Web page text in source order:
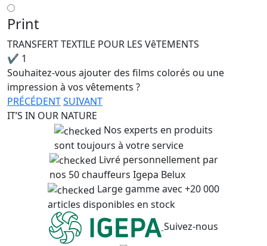
TRANSFERT TEXTILE POUR LES VêTEMENTS
✔ 1
Souhaitez-vous ajouter des films colorés ou une
impression à vos vêtements ?
PRÉCÉDENTSUIVANT
Print
IT’S IN OUR NATURE
Nos experts en produits
sont toujours à votre service
Livré personnellement par
nos 50 chauffeurs Igepa Belux
Large gamme avec +20 000
articles disponibles en stock
Suivez-nous